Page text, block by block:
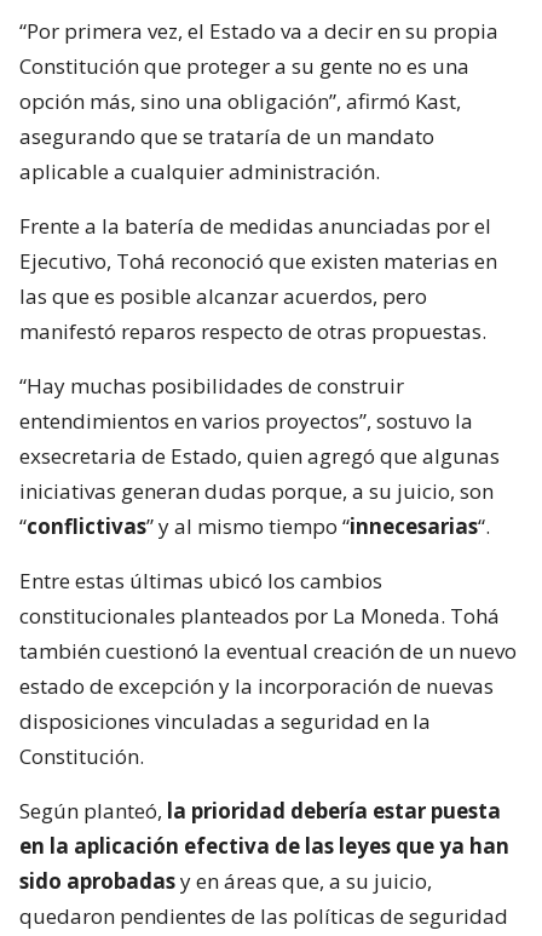
“Por primera vez, el Estado va a decir en su propia
Constitución que proteger a su gente no es una
opción más, sino una obligación”, afirmó Kast,
asegurando que se trataría de un mandato
aplicable a cualquier administración.
Frente a la batería de medidas anunciadas por el
Ejecutivo, Tohá reconoció que existen materias en
las que es posible alcanzar acuerdos, pero
manifestó reparos respecto de otras propuestas.
“Hay muchas posibilidades de construir
entendimientos en varios proyectos”, sostuvo la
exsecretaria de Estado, quien agregó que algunas
iniciativas generan dudas porque, a su juicio, son
“conflictivas” y al mismo tiempo “innecesarias“.
Entre estas últimas ubicó los cambios
constitucionales planteados por La Moneda. Tohá
también cuestionó la eventual creación de un nuevo
estado de excepción y la incorporación de nuevas
disposiciones vinculadas a seguridad en la
Constitución.
Según planteó, la prioridad debería estar puesta
en la aplicación efectiva de las leyes que ya han
sido aprobadasy en áreas que, a su juicio,
quedaron pendientes de las políticas de seguridad